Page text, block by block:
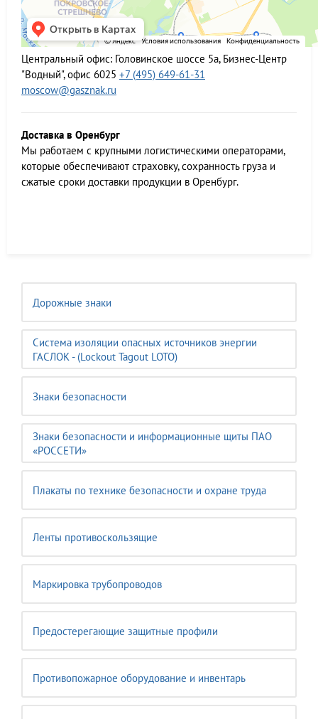
Дорожные знаки
Система изоляции опасных источников энергии
ГАСЛОК - (Lockout Tagout LOTO)
Знаки безопасности
Знаки безопасности и информационные щиты ПАО
«РОССЕТИ»
Плакаты по технике безопасности и охране труда
Ленты противоскользящие
Маркировка трубопроводов
Предостерегающие защитные профили
Противопожарное оборудование и инвентарь
Центральный офис: Головинское шоссе 5а, Бизнес-Центр
"Водный", офис 6025 +7 (495) 649-61-31
moscow@gasznak.ru
Доставка в Оренбург
Мы работаем c крупными логистическими операторами,
которые обеспечивают страховку, сохранность груза и
сжатые сроки доставки продукции в Оренбург.